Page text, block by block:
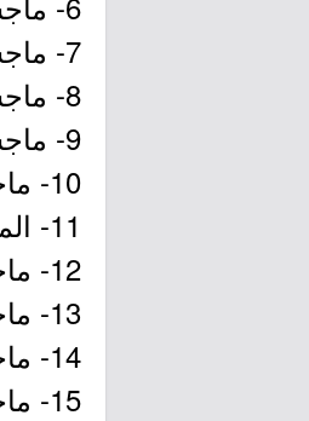
7- ماجستير العلوم في الأمن السيبراني.
8- ماجستير العلوم في الذكاء الاصطناعي.
9- ماجستير الآداب في الأدب الإنجليزي.
10- ماجستير إدارة الأعمال التنفيذي.
11- الماجستير في المحاسبة.
12- ماجستير العلوم في الإدارة الهندسية.
13- ماجستير العلوم في هندسة الطاقة المتجددة.
14- ماجستير العلوم في الأحياء الدقيقة الطبية.
15- ماجستير العلوم في الأحياء الدقيقة.